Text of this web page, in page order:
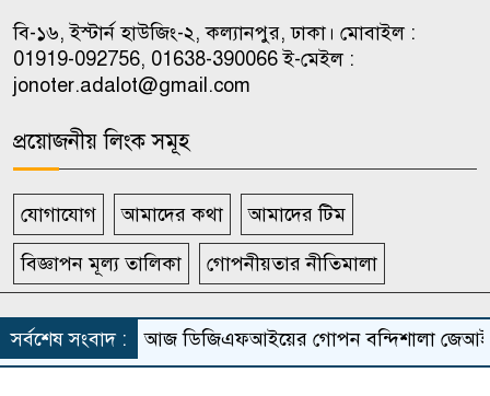
‘এরকম এতিম দশায় ওপেন হইলো
কেন’, জুলাই জাদুঘর নিয়ে প্রশ্ন
ফারুকীর
১০
বি-১৬, ইস্টার্ন হাউজিং-২, কল্যানপুর, ঢাকা। মোবাইল :
01919-092756, 01638-390066 ই-মেইল :
jonoter.adalot@gmail.com
প্রয়োজনীয় লিংক সমূহ
যোগাযোগ আমাদের কথা আমাদের টিম
বিজ্ঞাপন মূল্য তালিকা গোপনীয়তার নীতিমালা
সর্বস্বত্ব সংরক্ষিত দৈনিক জনতার আদালত
Theme Developed BYThemesBazar.Com
সর্বশেষ সংবাদ :আজ ডিজিএফআইয়ের গোপন বন্দিশালা জেআইসি